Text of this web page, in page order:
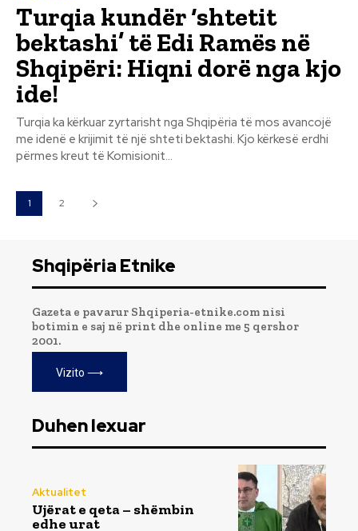
Turqia kundër ‘shtetit
bektashi’ të Edi Ramës në
Shqipëri: Hiqni dorë nga kjo
ide!
Turqia ka kërkuar zyrtarisht nga Shqipëria të mos avancojë
me idenë e krijimit të një shteti bektashi. Kjo kërkesë erdhi
përmes kreut të Komisionit...
1 2
Shqipëria Etnike
Gazeta e pavarur Shqiperia-etnike.com nisi
botimin e saj në print dhe online me 5 qershor
2001.
Vizito ⟶
Duhen lexuar
Aktualitet
Ujërat e qeta – shëmbin
edhe urat